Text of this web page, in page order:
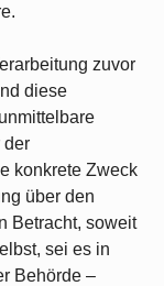
zuvor
diese
der
konkrete Zweck
über den
Betracht, soweit
sei es in
Behörde –